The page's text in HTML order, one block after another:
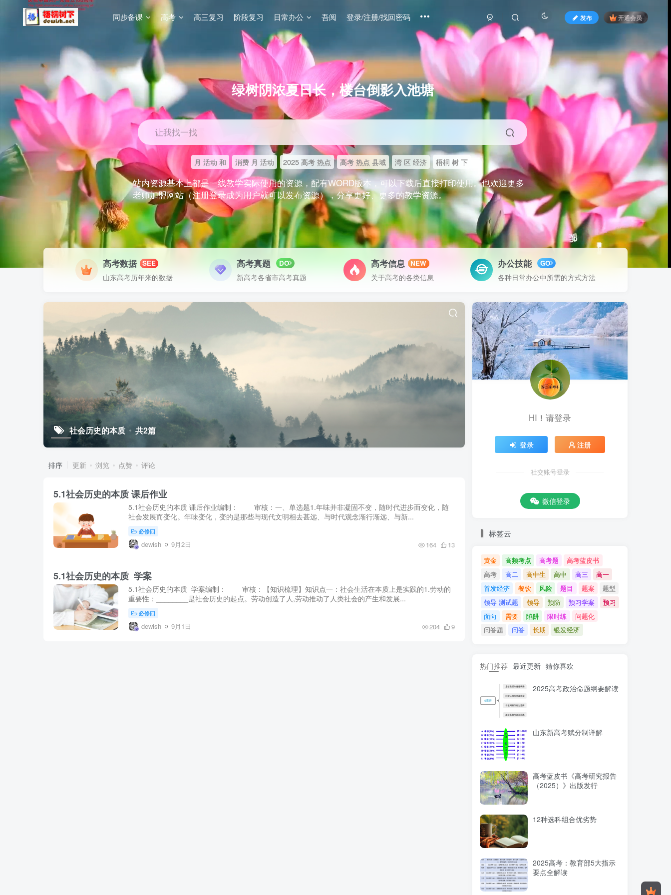
同步备课 高考 高三复习 阶段复习 日常办公 吾阅 登录/注册/找回密码 发布 开通会员
绿树阴浓夏日长，楼台倒影入池塘
让我找一找
月 活动 和 消费 月 活动 2025 高考 热点 高考 热点 县域 湾 区 经济 梧桐 树 下
站内资源基本上都是一线教学实际使用的资源，配有WORD版本，可以下载后直接打印使用。也欢迎更多
老师加盟网站（注册登录成为用户就可以发布资源），分享更好、更多的教学资源。
高考数据 SEE
山东高考历年来的数据
高考真题 DO
新高考各省市高考真题
高考信息 NEW
关于高考的各类信息
办公技能 GO
各种日常办公中所需的方式方法
社会历史的本质 共2篇
排序 更新 浏览 点赞 评论
5.1社会历史的本质 课后作业
5.1社会历史的本质 课后作业编制： 审核：一、单选题1.年味并非凝固不变，随时代进步而变化，随
社会发展而变化。年味变化，变的是那些与现代文明相去甚远、与时代观念渐行渐远、与新...
必修四
dewish 9月2日 164 13
5.1社会历史的本质 学案
5.1社会历史的本质 学案编制： 审核：【知识梳理】知识点一：社会生活在本质上是实践的1.劳动的
重要性：________是社会历史的起点。劳动创造了人,劳动推动了人类社会的产生和发展...
必修四
dewish 9月1日 204 9
HI！请登录
登录 注册
社交账号登录
微信登录
标签云
黄金 高频考点 高考题
高考蓝皮书
高考
高二 高中生 高中 高三
高一
首发经济
餐饮 风险 题目 题案
题型
领导 测试题
领导 预防 预习学案
预习
面向
需要 陷阱 限时练
问题化
问答题
问答 长期 银发经济
热门推荐 最近更新 猜你喜欢
2025高考政治命题纲要解读
山东新高考赋分制详解
高考蓝皮书《高考研究报告
（2025）》出版发行
12种选科组合优劣势
2025高考：教育部5大指示
要点全解读